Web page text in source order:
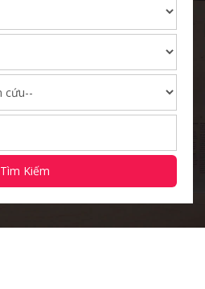
Tìm Kiếm